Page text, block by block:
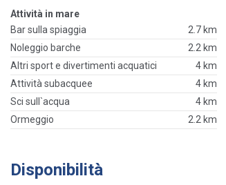
Attività in mare
Bar sulla spiaggia
2.7 km
Noleggio barche
2.2 km
Altri sport e divertimenti acquatici
4 km
Attività subacquee
4 km
Sci sull`acqua
4 km
Ormeggio
2.2 km
Disponibilità